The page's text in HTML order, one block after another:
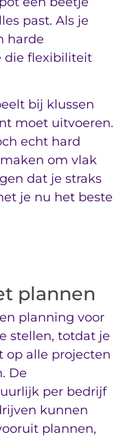
past. Als je
harde
die flexibiliteit
bij klussen
moet uitvoeren.
echt hard
om vlak
dat je straks
je nu het beste
plannen
planning voor
stellen, totdat je
op alle projecten
De
per bedrijf
kunnen
plannen,